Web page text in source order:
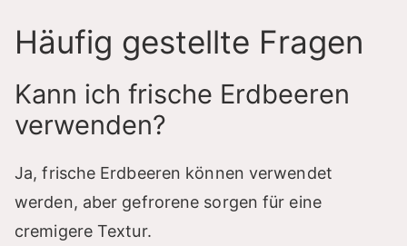
Häufig gestellte Fragen
Kann ich frische Erdbeeren
verwenden?
Ja, frische Erdbeeren können verwendet
werden, aber gefrorene sorgen für eine
cremigere Textur.